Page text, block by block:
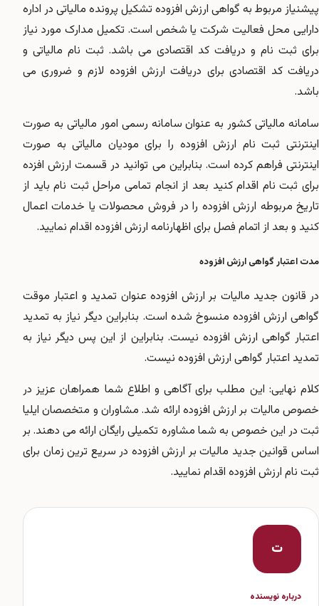
پیشنیاز مربوط به گواهی ارزش افزوده تشکیل پرونده مالیاتی در اداره
دارایی محل فعالیت شرکت یا شخص است. تکمیل مدارک مورد نیاز
برای ثبت نام و دریافت کد اقتصادی می باشد. ثبت نام مالیاتی و
دریافت کد اقتصادی برای دریافت ارزش افزوده لازم و ضروری می
باشد.
سامانه مالیاتی کشور به عنوان سامانه رسمی امور مالیاتی به صورت
اینترنتی ثبت نام ارزش افزوده را برای مودیان مالیاتی به صورت
اینترنتی فراهم کرده است. بنابراین می توانید در قسمت ارزش افزده
برای ثبت نام اقدام کنید بعد از انجام تمامی مراحل ثبت نام باید از
تاریخ مربوطه ارزش افزوده را در فروش محصولات یا خدمات اعمال
کنید و بعد از اتمام فصل برای اظهارنامه ارزش افزوده اقدام نمایید.
مدت اعتبار گواهی ارزش افزوده
در قانون جدید مالیات بر ارزش افزوده عنوان تمدید و اعتبار موقت
گواهی ارزش افزوده منسوخ شده است. بنابراین دیگر نیاز به تمدید
اعتبار گواهی ارزش افزوده نیست. بنابراین از این پس دیگر نیاز به
تمدید اعتبار گواهی ارزش افزوده نیست.
کلام نهایی: این مطلب برای آگاهی و اطلاع شما همراهان عزیز در
خصوص مالیات بر ارزش افزوده ارائه شد. مشاوران و متخصصان ایلیا
ثبت در این خصوص به شما مشاوره تکمیلی رایگان ارائه می دهند. بر
اساس قوانین جدید مالیات بر ارزش افزوده در سریع ترین زمان برای
ثبت نام ارزش افزوده اقدام نمایید.
ت
درباره نویسنده